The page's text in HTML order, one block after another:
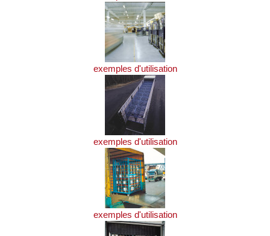
exemples d'utilisation
exemples d'utilisation
exemples d'utilisation